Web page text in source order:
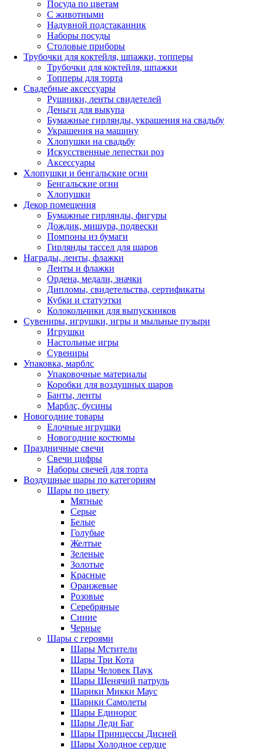
Посуда по цветам
С животными
Надувной подстаканник
Наборы посуды
Столовые приборы
Трубочки для коктейля, шпажки, топперы
Трубочки для коктейля, шпажки
Топперы для торта
Свадебные аксессуары
Рушники, ленты свидетелей
Деньги для выкупа
Бумажные гирлянды, украшения на свадьбу
Украшения на машину
Хлопушки на свадьбу
Искусственные лепестки роз
Аксессуары
Хлопушки и бенгальские огни
Бенгальские огни
Хлопушки
Декор помещения
Бумажные гирлянды, фигуры
Дождик, мишура, подвески
Помпоны из бумаги
Гирлянды тассел для шаров
Награды, ленты, флажки
Ленты и флажки
Ордена, медали, значки
Дипломы, свидетельства, сертификаты
Кубки и статуэтки
Колокольчики для выпускников
Сувениры, игрушки, игры и мыльные пузыри
Игрушки
Настольные игры
Сувениры
Упаковка, марблс
Упаковочные материалы
Коробки для воздушных шаров
Банты, ленты
Марблс, бусины
Новогодние товары
Елочные игрушки
Новогодние костюмы
Праздничные свечи
Свечи цифры
Наборы свечей для торта
Воздушные шары по категориям
Шары по цвету
Мятные
Серые
Белые
Голубые
Желтые
Зеленые
Золотые
Красные
Оранжевые
Розовые
Серебряные
Синие
Черные
Шары с героями
Шары Мстители
Шары Три Кота
Шары Человек Паук
Шары Щенячий патруль
Шарики Микки Маус
Шарики Самолеты
Шары Единорог
Шары Леди Баг
Шары Принцессы Дисней
Шары Холодное сердце